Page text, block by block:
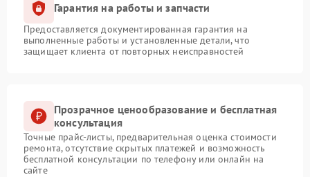
Гарантия на работы и запчасти
Предоставляется документированная гарантия на
выполненные работы и установленные детали, что
защищает клиента от повторных неисправностей
Прозрачное ценообразование и бесплатная
консультация
Точные прайс-листы, предварительная оценка стоимости
ремонта, отсутствие скрытых платежей и возможность
бесплатной консультации по телефону или онлайн на
сайте